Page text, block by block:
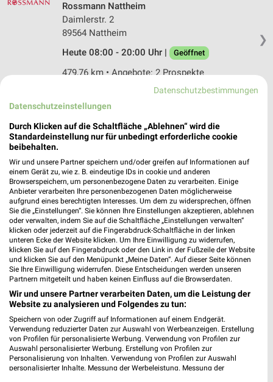
❯
Rossmann Nattheim
Daimlerstr. 2
89564 Nattheim
Heute 08:00 - 20:00 Uhr |
Geöffnet
479,76 km • Angebote: 2 Prospekte
Müller Ellwangen
Aalener Str. 1
73479 Ellwangen
457,83 km • Angebote: 4 Prospekte
dm Aalen
Gartenstraße 101
73430 Aalen
Heute 08:00 - 20:00 Uhr | Geöffnet
472,10 km
Nördlinger Str. 8a
86732 Oettingen
Heute 08:00 - 20:00 Uhr | Geöffnet
Datenschutzbestimmungen
Datenschutzeinstellungen
Durch Klicken auf die Schaltfläche „Ablehnen“ wird die
Standardeinstellung nur für unbedingt erforderliche cookie
beibehalten.
Wir und unsere Partner speichern und/oder greifen auf Informationen auf
einem Gerät zu, wie z. B. eindeutige IDs in cookie und anderen
Browserspeichern, um personenbezogene Daten zu verarbeiten. Einige
Anbieter verarbeiten Ihre personenbezogenen Daten möglicherweise
aufgrund eines berechtigten Interesses. Um dem zu widersprechen, öffnen
Sie die „Einstellungen“. Sie können Ihre Einstellungen akzeptieren, ablehnen
oder verwalten, indem Sie auf die Schaltfläche „Einstellungen verwalten“
klicken oder jederzeit auf die Fingerabdruck-Schaltfläche in der linken
unteren Ecke der Website klicken. Um Ihre Einwilligung zu widerrufen,
klicken Sie auf den Fingerabdruck oder den Link in der Fußzeile der Website
und klicken Sie auf den Menüpunkt „Meine Daten“. Auf dieser Seite können
Sie Ihre Einwilligung widerrufen. Diese Entscheidungen werden unseren
Partnern mitgeteilt und haben keinen Einfluss auf die Browserdaten.
Wir und unsere Partner verarbeiten Daten, um die Leistung der
Website zu analysieren und Folgendes zu tun:
Speichern von oder Zugriff auf Informationen auf einem Endgerät.
Verwendung reduzierter Daten zur Auswahl von Werbeanzeigen. Erstellung
von Profilen für personalisierte Werbung. Verwendung von Profilen zur
Auswahl personalisierter Werbung. Erstellung von Profilen zur
Personalisierung von Inhalten. Verwendung von Profilen zur Auswahl
personalisierter Inhalte. Messung der Werbeleistung. Messung der